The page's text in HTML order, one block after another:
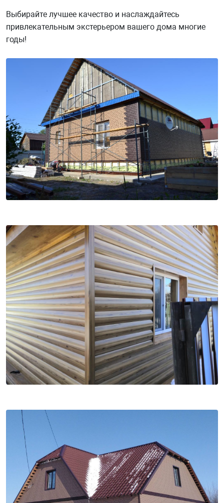
Выбирайте лучшее качество и наслаждайтесь
привлекательным экстерьером вашего дома многие
годы!